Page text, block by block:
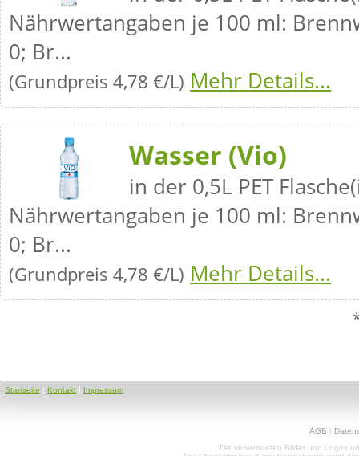
Nährwertangaben je 100 ml:
0; Br...
(Grundpreis 4,78 €/L) Mehr Details...
Wasser (Vio)
in der 0,5L PET
Nährwertangaben je 100 ml:
0; Br...
(Grundpreis 4,78 €/L) Mehr Details...
Startseite | Kontakt | Impressum
AGB |
Die verwendeten Bilder und Logos